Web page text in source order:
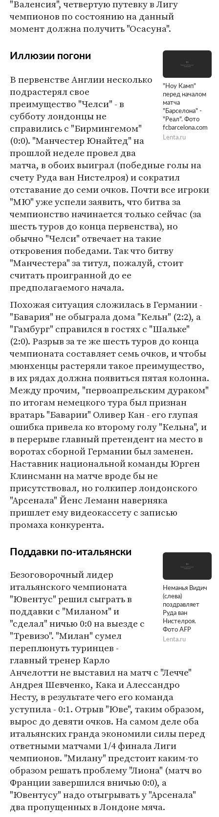
"Валенсия", четвертую путевку в Лигу
чемпионов по состоянию на данный
момент должна получить "Осасуна".
"Ноу Камп"
перед началом
матча
"Барселона" -
"Реал". Фото
fcbarcelona.com
Lenta.ru
Иллюзии погони
В первенстве Англии несколько
подрастерял свое
преимущество "Челси" - в
субботу лондонцы не
справились с "Бирмингемом"
(0:0). "Манчестер Юнайтед" на
прошлой неделе провел два
матча, в обоих выиграл (победные голы на
счету Руда ван Нистелроя) и сократил
отставание до семи очков. Почти все игроки
"МЮ" уже успели заявить, что битва за
чемпионство начинается только сейчас (за
шесть туров до конца первенства), но
обычно "Челси" отвечает на такие
откровения победами. Так что битву
"Манчестера" за титул, пожалуй, стоит
считать проигранной до ее
предполагаемого начала.
Похожая ситуация сложилась в Германии -
"Бавария" не обыграла дома "Кельн" (2:2), а
"Гамбург" справился в гостях с "Шальке"
(2:0). Разрыв за те же шесть туров до конца
чемпионата составляет семь очков, и чтобы
мюнхенцы растеряли такое преимущество,
в их рядах должна появиться пятая колонна.
Между прочим, "первоапрельским дураком"
по итогам немецкого тура был признан
вратарь "Баварии" Оливер Кан - его глупая
ошибка привела ко второму голу "Кельна", и
в перерыве главный претендент на место в
воротах сборной Германии был заменен.
Наставник национальной команды Юрген
Клинсманн на матче вроде бы не
присутствовал, но голкипер лондонского
"Арсенала" Йенс Леманн наверняка
пришлет ему видеокассету с записью
промаха конкурента.
Неманья Видич
(слева)
поздравляет
Руда ван
Нистелроя.
Фото AFP
Lenta.ru
Поддавки по-итальянски
Безоговорочный лидер
итальянского чемпионата
"Ювентус" решил сыграть в
поддавки с "Миланом" и
"сделал" ничью 0:0 на выезде с
"Тревизо". "Милан" сумел
переплюнуть туринцев -
главный тренер Карло
Анчелотти не выставил на матч с "Лечче"
Андрея Шевченко, Кака и Алессандро
Несту, в результате чего его команда
уступила - 0:1. Отрыв "Юве", таким образом,
вырос до девяти очков. На самом деле оба
итальянских гранда экономили силы перед
ответными матчами 1/4 финала Лиги
чемпионов. "Милану" предстоит каким-то
образом решать проблему "Лиона" (матч во
Франции завершился вничью 0:0), а
"Ювентусу" надо отыгрывать у "Арсенала"
два пропущенных в Лондоне мяча.